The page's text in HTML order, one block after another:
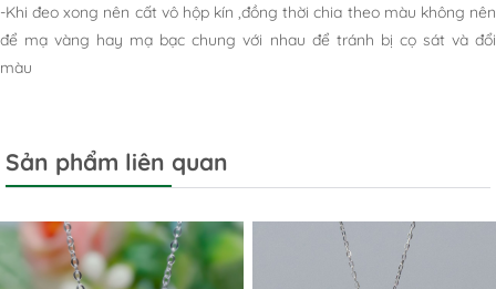
-Khi đeo xong nên cất vô hộp kín ,đồng thời chia theo màu không nên
để mạ vàng hay mạ bạc chung với nhau để tránh bị cọ sát và đổi
màu
Sản phẩm liên quan